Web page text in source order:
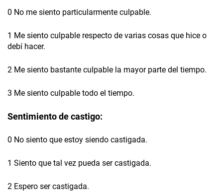
0 No me siento particularmente culpable.
1 Me siento culpable respecto de varias cosas que hice o
debí hacer.
2 Me siento bastante culpable la mayor parte del tiempo.
3 Me siento culpable todo el tiempo.
Sentimiento de castigo:
0 No siento que estoy siendo castigada.
1 Siento que tal vez pueda ser castigada.
2 Espero ser castigada.